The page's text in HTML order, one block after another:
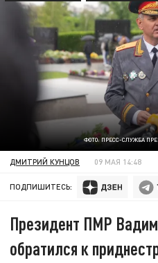
ФОТО: ПРЕСС-СЛУЖБА
ДМИТРИЙ КУНЦОВ 09 МАЯ 14:48
ПОДПИШИТЕСЬ:
Президент ПМР
обратился к